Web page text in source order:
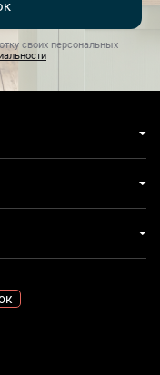
своих персональных